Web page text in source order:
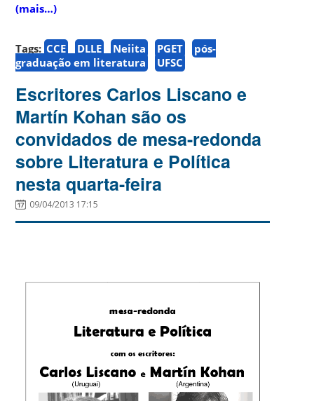
(mais…)
Tags: CCE DLLE Neiita PGET
pós-
graduação em literatura
UFSC
Escritores Carlos Liscano e
Martín Kohan são os
convidados de mesa-redonda
sobre Literatura e Política
nesta quarta-feira
09/04/2013 17:15